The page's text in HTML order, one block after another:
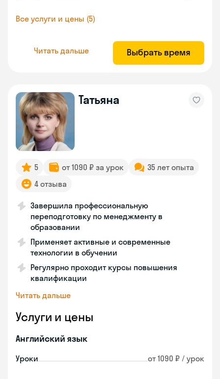
Все услуги и цены (5)
Читать дальше Выбрать время
Татьяна
5 от 1090 ₽ за урок
35 лет опыта
4 отзыва
Завершила профессиональную
переподготовку по менеджменту в
образовании
Применяет активные и современные
технологии в обучении
Регулярно проходит курсы повышения
квалификации
Читать дальше
Услуги и цены
Английский язык
Уроки от 1090 ₽ / урок